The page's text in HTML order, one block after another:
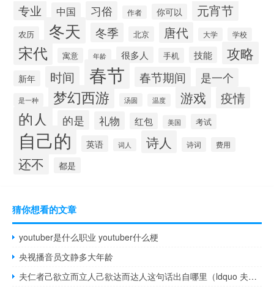
专业 中国 习俗 作者 你可以 元宵节
农历 冬天 冬季 北京 唐代 大学 学校
宋代 寓意 年龄 很多人 手机 技能 攻略
新年 时间 春节 春节期间 是一个
是一种 梦幻西游 汤圆 温度 游戏 疫情
的人 的是 礼物 红包 美国 考试
自己的 英语 词人 诗人 诗词 费用
还不 都是
猜你想看的文章
youtuber是什么职业 youtuber什么梗
央视播音员文静多大年龄
夫仁者己欲立而立人己欲达而达人这句话出自哪里（ldquo 夫仁者 己欲立而立人 己欲达而达人 rdquo 是什么意思）